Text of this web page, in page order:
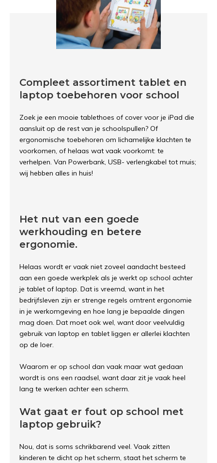
Compleet assortiment tablet en
laptop toebehoren voor school
Zoek je een mooie tablethoes of cover voor je iPad die
aansluit op de rest van je schoolspullen? Of
ergonomische toebehoren om lichamelijke klachten te
voorkomen, of helaas wat vaak voorkomt: te
verhelpen. Van Powerbank, USB- verlengkabel tot muis;
wij hebben alles in huis!
Het nut van een goede
werkhouding en betere
ergonomie.
Helaas wordt er vaak niet zoveel aandacht besteed
aan een goede werkplek als je werkt op school achter
je tablet of laptop. Dat is vreemd, want in het
bedrijfsleven zijn er strenge regels omtrent ergonomie
in je werkomgeving en hoe lang je bepaalde dingen
mag doen. Dat moet ook wel, want door veelvuldig
gebruik van laptop en tablet liggen er allerlei klachten
op de loer.
Waarom er op school dan vaak maar wat gedaan
wordt is ons een raadsel, want daar zit je vaak heel
lang te werken achter een scherm.
Wat gaat er fout op school met
laptop gebruik?
Nou, dat is soms schrikbarend veel. Vaak zitten
kinderen te dicht op het scherm, staat het scherm te